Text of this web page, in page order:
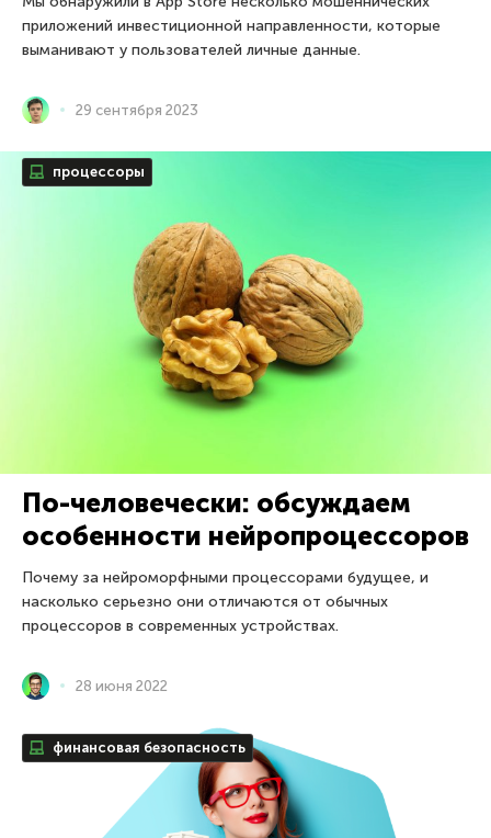
приложений инвестиционной направленности, которые
выманивают у пользователей личные данные.
29 сентября 2023
процессоры
По-человечески: обсуждаем
особенности нейропроцессоров
Почему за нейроморфными процессорами будущее, и
насколько серьезно они отличаются от обычных
процессоров в современных устройствах.
28 июня 2022
финансовая безопасность